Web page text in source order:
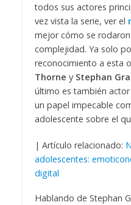
todos sus actores
vez vista la serie, ver el
mejor cómo se
complejidad. Ya solo
reconocimiento a esta
Thorne y Stephan
último es también
un papel impecable
adolescente sobre el
| Artículo relacionado:
adolescentes:
digital
Hablando de Stephan